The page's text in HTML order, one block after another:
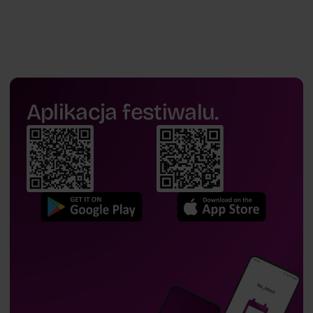
Alicja Kotłowska
Aplikacja festiwalu.